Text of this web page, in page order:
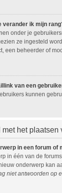
verander ik mijn
onder je
ze ingesteld
een beheerder of
van een
kunnen
het plaatsen
in een forum of
in één van de
onderwerp kan
niet antwoorden op